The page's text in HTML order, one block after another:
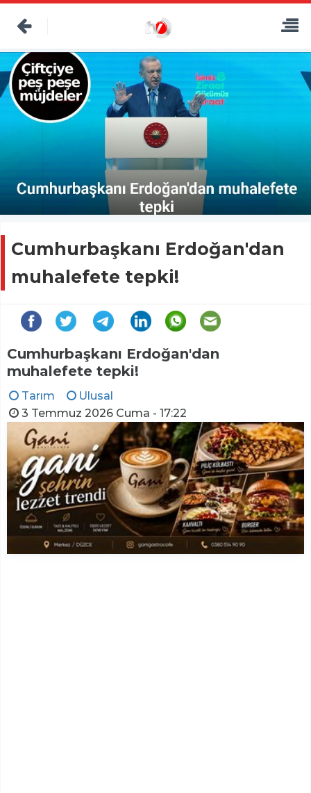
Cumhurbaşkanı Erdoğan'dan
muhalefete tepki!
Cumhurbaşkanı Erdoğan'dan
muhalefete tepki!
Tarım
Ulusal
3 Temmuz 2026 Cuma - 17:22